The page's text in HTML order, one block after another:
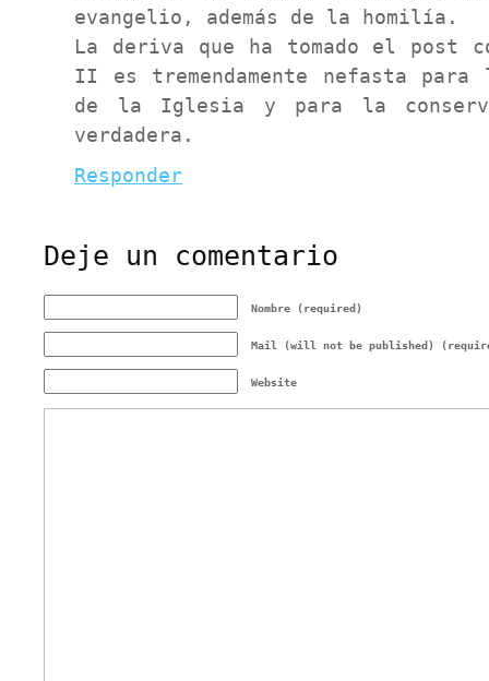
evangelio, además de la homilía.
La deriva que ha tomado el post
II es tremendamente nefasta
de la Iglesia y para la
verdadera.
Responder
Deje un comentario
Nombre (required)
Mail (will not be published)
Website